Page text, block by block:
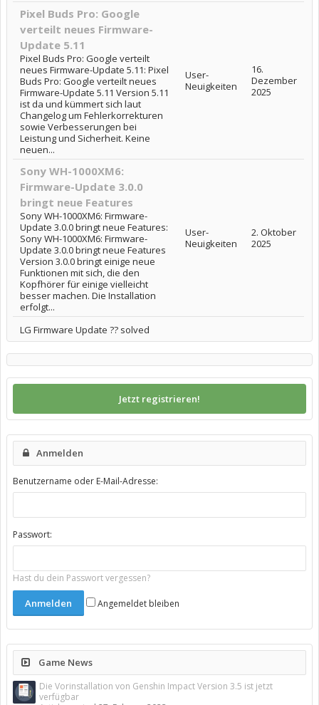
Pixel Buds Pro: Google
verteilt neues Firmware-
Update 5.11
Pixel Buds Pro: Google verteilt
neues Firmware-Update 5.11: Pixel
Buds Pro: Google verteilt neues
Firmware-Update 5.11 Version 5.11
ist da und kümmert sich laut
Changelog um Fehlerkorrekturen
sowie Verbesserungen bei
Leistung und Sicherheit. Keine
neuen...
User-
Neuigkeiten
16.
Dezember
2025
Sony WH-1000XM6:
Firmware-Update 3.0.0
bringt neue Features
Sony WH-1000XM6: Firmware-
Update 3.0.0 bringt neue Features:
Sony WH-1000XM6: Firmware-
Update 3.0.0 bringt neue Features
Version 3.0.0 bringt einige neue
Funktionen mit sich, die den
Kopfhörer für einige vielleicht
besser machen. Die Installation
erfolgt...
User-
Neuigkeiten
2. Oktober
2025
LG Firmware Update ?? solved
Jetzt registrieren!
Anmelden
Benutzername oder E-Mail-Adresse:
Passwort:
Hast du dein Passwort vergessen?
Angemeldet bleiben
Game News
Die Vorinstallation von Genshin Impact Version 3.5 ist jetzt
verfügbar